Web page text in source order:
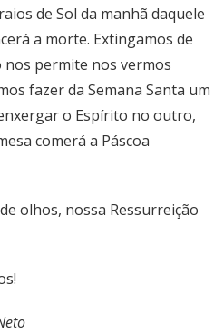
de Sol da manhã daquele
a morte. Extingamos de
nos permite nos vermos
fazer da Semana Santa um
o Espírito no outro,
comerá a Páscoa
olhos, nossa Ressurreição